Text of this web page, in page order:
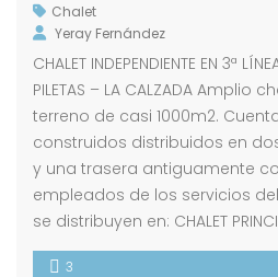
Chalet
Yeray Fernández
CHALET INDEPENDIENTE EN 3ª
PILETAS – LA CALZADA
terreno de casi 1000m2.
construidos distribuidos en
y una trasera antiguamente
empleados de los servicios
se distribuyen en: CHALET
3